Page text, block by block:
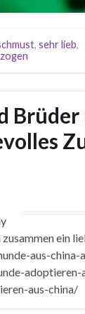
, sehr lieb,
ein
aus-china-
adoptieren-
aus-china/